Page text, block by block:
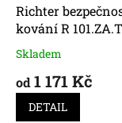
d
u
k
ů
Richter
kování R
Průměrné
produktu
4,0
Skladem
od1 171 Kč
DETAIL